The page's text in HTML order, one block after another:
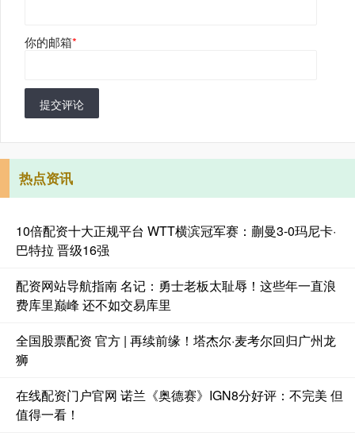
你的邮箱*
提交评论
热点资讯
10倍配资十大正规平台 WTT横滨冠军赛：蒯曼3-0玛尼卡·
巴特拉 晋级16强
配资网站导航指南 名记：勇士老板太耻辱！这些年一直浪
费库里巅峰 还不如交易库里
全国股票配资 官方 | 再续前缘！塔杰尔·麦考尔回归广州龙
狮
在线配资门户官网 诺兰《奥德赛》IGN8分好评：不完美 但
值得一看！